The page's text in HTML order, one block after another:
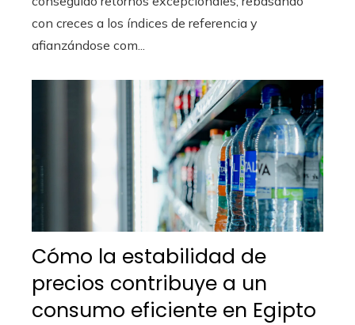
con creces a los índices de referencia y
afianzándose com...
Cómo la estabilidad de
precios contribuye a un
consumo eficiente en Egipto